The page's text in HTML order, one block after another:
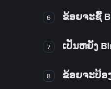
6 ຂ້ອຍຈະຊື້
7 ເປັນຫຍັງ
8 ຂ້ອຍຈະປ້ອງ